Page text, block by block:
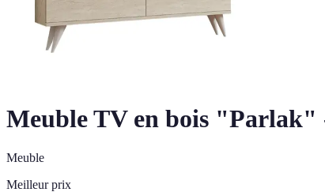
Meuble TV en bois "Parlak"
Meuble
Meilleur prix